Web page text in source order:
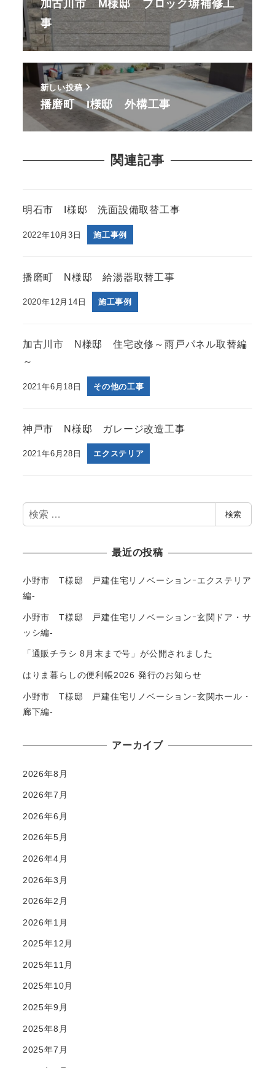
加古川市 M様邸 ブロック塀補修工
事
新しい投稿
播磨町 I様邸 外構工事
関連記事
明石市 I様邸 洗面設備取替工事
2022年10月3日 施工事例
播磨町 N様邸 給湯器取替工事
2020年12月14日 施工事例
加古川市 N様邸 住宅改修～雨戸パネル取替編
～
2021年6月18日 その他の工事
神戸市 N様邸 ガレージ改造工事
2021年6月28日 エクステリア
検
索
検索
最近の投稿
小野市 T様邸 戸建住宅リノベーションｰエクステリア
編-
小野市 T様邸 戸建住宅リノベーションｰ玄関ドア・サ
ッシ編-
「通販チラシ 8月末まで号」が公開されました
はりま暮らしの便利帳2026 発行のお知らせ
小野市 T様邸 戸建住宅リノベーションｰ玄関ホール・
廊下編-
アーカイブ
2026年8月
2026年7月
2026年6月
2026年5月
2026年4月
2026年3月
2026年2月
2026年1月
2025年12月
2025年11月
2025年10月
2025年9月
2025年8月
2025年7月